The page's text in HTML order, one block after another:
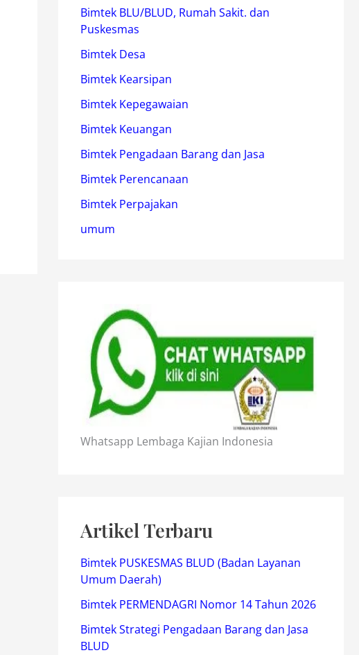
Bimtek BLU/BLUD, Rumah Sakit. dan
Puskesmas
Bimtek Desa
Bimtek Kearsipan
Bimtek Kepegawaian
Bimtek Keuangan
Bimtek Pengadaan Barang dan Jasa
Bimtek Perencanaan
Bimtek Perpajakan
umum
Whatsapp Lembaga Kajian Indonesia
Artikel Terbaru
Bimtek PUSKESMAS BLUD (Badan Layanan
Umum Daerah)
Bimtek PERMENDAGRI Nomor 14 Tahun 2026
Bimtek Strategi Pengadaan Barang dan Jasa
BLUD